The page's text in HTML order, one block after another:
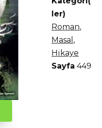
ler)
Roman,
Masal ,
Hikaye
Sayfa 449